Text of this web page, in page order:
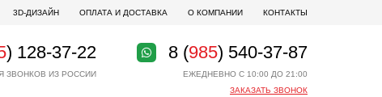
3D-ДИЗАЙН ОПЛАТА И ДОСТАВКА О КОМПАНИИ КОНТАКТЫ
) 128-37-22
ЗВОНКОВ ИЗ РОССИИ
8 (985) 540-37-87
ЕЖЕДНЕВНО С 10:00 ДО 21:00
ЗАКАЗАТЬ ЗВОНОК